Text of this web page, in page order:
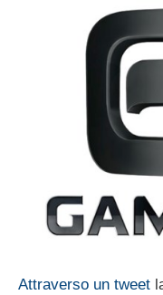
Attraverso un tweet